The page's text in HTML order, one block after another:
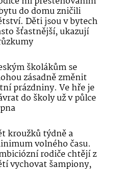
do domu zničili
Děti jsou v bytech
šťastnější, ukazují
školákům se
zásadně změnit
prázdniny. Ve hře je
do školy už v půlce
kroužků týdně a
volného času.
rodiče chtějí z
vychovat šampiony,